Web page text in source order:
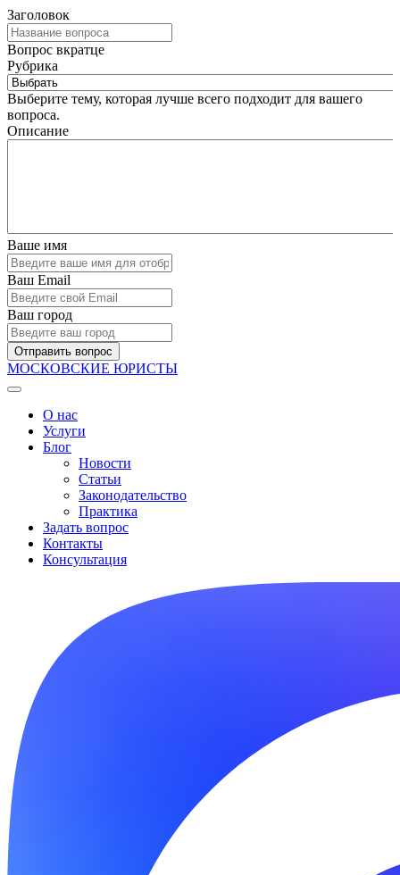
Заголовок
Вопрос вкратце
Рубрика
Выберите тему, которая лучше всего подходит для вашего
вопроса.
Описание
Ваше имя
Ваш Email
Ваш город
Отправить вопрос
МОСКОВСКИЕ ЮРИСТЫ
О нас
Услуги
Блог
Новости
Статьи
Законодательство
Практика
Задать вопрос
Контакты
Консультация